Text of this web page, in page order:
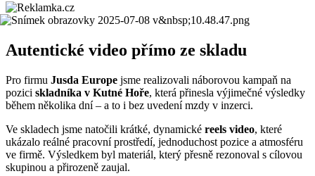
Autentické video přímo ze skladu
Pro firmu Jusda Europe jsme realizovali náborovou kampaň na
pozici skladníka v Kutné Hoře, která přinesla výjimečné výsledky
během několika dní – a to i bez uvedení mzdy v inzerci.
Ve skladech jsme natočili krátké, dynamické reels video, které
ukázalo reálné pracovní prostředí, jednoduchost pozice a atmosféru
ve firmě. Výsledkem byl materiál, který přesně rezonoval s cílovou
skupinou a přirozeně zaujal.